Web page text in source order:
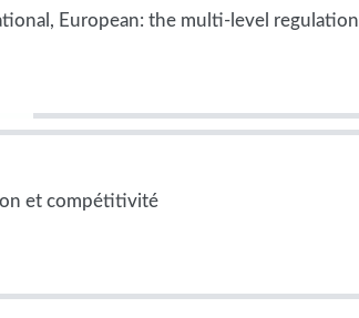
European: the multi-level regulation
et compétitivité